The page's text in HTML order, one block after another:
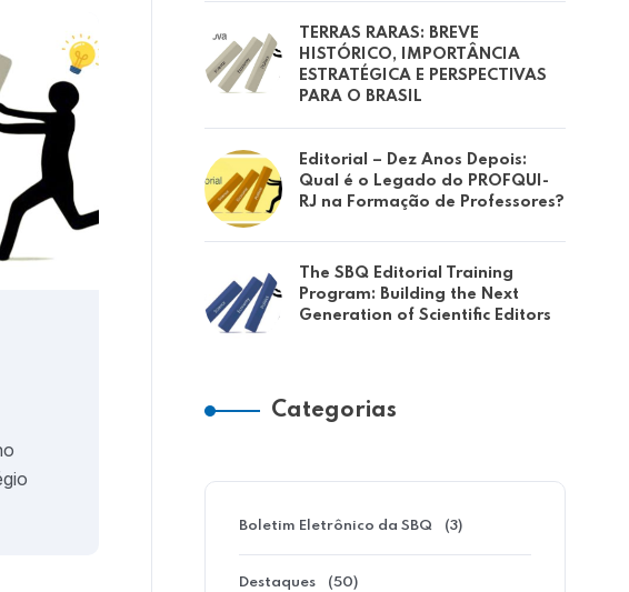
Destaques
10 DE JULHO DE 2026
HISTÓRICO, IMPORTÂNCIA
PERSPECTIVAS PARA O
As terras raras (TR) constituem um grupo
de 17 elementos químicos com
TERRAS RARAS: BREVE
HISTÓRICO, IMPORTÂNCIA
ESTRATÉGICA E PERSPECTIVAS
PARA O BRASIL
Editorial – Dez Anos Depois:
Qual é o Legado do PROFQUI-
RJ na Formação de Professores?
The SBQ Editorial Training
Program: Building the Next
Generation of Scientific Editors
Categorias
Boletim Eletrônico da SBQ (3)
Destaques (50)